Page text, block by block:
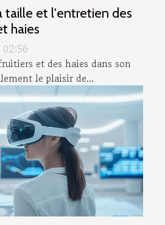
taille et l'entretien des
haies
et des haies dans son
le plaisir de...